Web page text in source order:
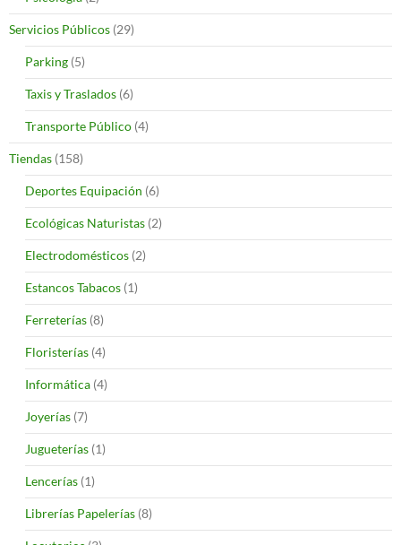
Servicios Públicos (29)
Parking (5)
Taxis y Traslados (6)
Transporte Público (4)
Tiendas (158)
Deportes Equipación (6)
Ecológicas Naturistas (2)
Electrodomésticos (2)
Estancos Tabacos (1)
Ferreterías (8)
Floristerías (4)
Informática (4)
Joyerías (7)
Jugueterías (1)
Lencerías (1)
Librerías Papelerías (8)